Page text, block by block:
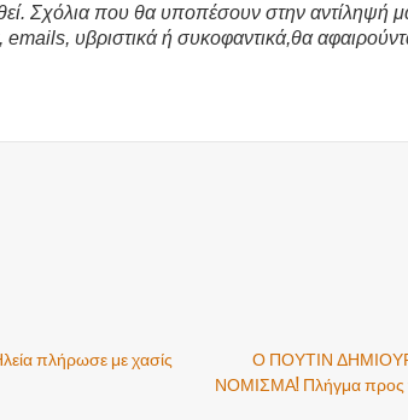
Σχόλια που θα υποπέσουν στην αντίληψή
υβριστικά ή συκοφαντικά,θα
πλήρωσε με χασίς
Ο ΠΟΥΤΙΝ
ΝΟΜΙΣΜΑ! Πλήγμα προς